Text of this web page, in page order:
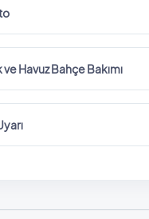
ve Havuz Bahçe Bakımı